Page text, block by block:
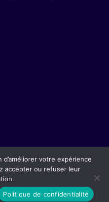
votre expérience
accepter ou refuser leur
Politique de confidentialité